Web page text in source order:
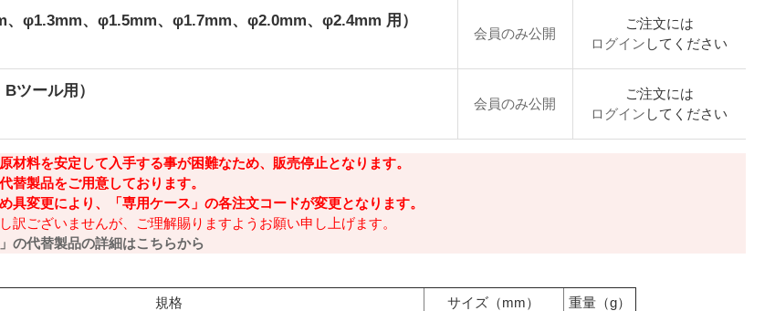
、φ1.3mm、φ1.5mm、φ1.7mm、φ2.0mm、φ2.4mm 用）
会員のみ公開
ご注文には
ログイン してください
ツール用）
会員のみ公開
ご注文には
ログイン してください
材料を安定して⼊⼿する事が困難なため、販売停⽌となります。
替製品をご⽤意しております。
具変更により、「専⽤ケース」の各注⽂コードが変更となります。
訳ございませんが、ご理解賜りますようお願い申し上げます。
の代替製品の詳細はこちらから
規格 サイズ（mm）
重量（g）